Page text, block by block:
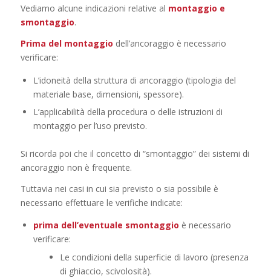
Vediamo alcune indicazioni relative al montaggio e
smontaggio.
Prima del montaggio dell’ancoraggio è necessario
verificare:
L’idoneità della struttura di ancoraggio (tipologia del
materiale base, dimensioni, spessore).
L’applicabilità della procedura o delle istruzioni di
montaggio per l’uso previsto.
Si ricorda poi che il concetto di “smontaggio” dei sistemi di
ancoraggio non è frequente.
Tuttavia nei casi in cui sia previsto o sia possibile è
necessario effettuare le verifiche indicate:
prima dell’eventuale smontaggio è necessario
verificare:
Le condizioni della superficie di lavoro (presenza
di ghiaccio, scivolosità).